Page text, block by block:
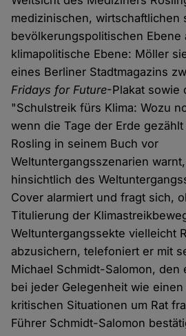
medizinischen, wirtschaftlichen
bevölkerungspolitischen Ebene
klimapolitische Ebene: Möller
eines Berliner Stadtmagazins
Fridays for Future-Plakat sowie
"Schulstreik fürs Klima: Wozu
wenn die Tage der Erde gezählt
Rosling in seinem Buch vor
Weltuntergangsszenarien
hinsichtlich des
Cover alarmiert und fragt sich,
Titulierung der
Weltuntergangssekte vielleicht
abzusichern, telefoniert er mit
Michael Schmidt-Salomon, den
bei jeder Gelegenheit wie
kritischen Situationen um Rat
Führer Schmidt-Salomon